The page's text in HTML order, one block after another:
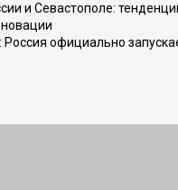
и Севастополе:
официально